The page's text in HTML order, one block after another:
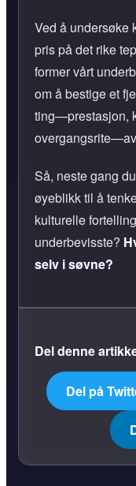
Ved å undersøke
pris på det rike
former vårt
om å bestige et
ting—prestasjon,
Så, neste gang
øyeblikk til å
kulturelle
underbevisste?
selv i søvne?
Del denne
Del på